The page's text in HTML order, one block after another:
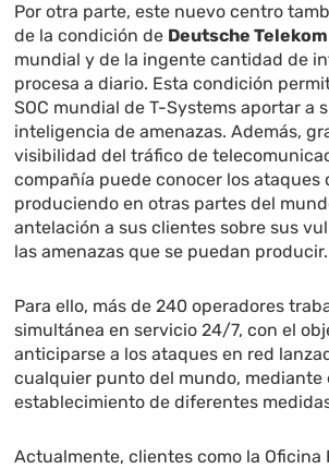
Por otra parte, este nuevo centro
de la condición de Deutsche Telekom
mundial y de la ingente cantidad de
procesa a diario. Esta condición
SOC mundial de T-Systems aportar a
inteligencia de amenazas. Además,
visibilidad del tráfico de
compañía puede conocer los ataques
produciendo en otras partes del
antelación a sus clientes sobre sus
las amenazas que se puedan producir.
Para ello, más de 240 operadores
simultánea en servicio 24/7, con el
anticiparse a los ataques en red
cualquier punto del mundo, mediante
establecimiento de diferentes
Actualmente, clientes como la Oficina